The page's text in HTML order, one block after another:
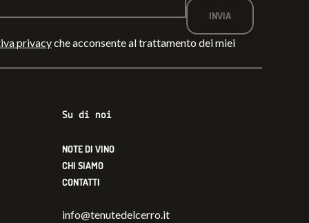
privacyche acconsente al trattamento dei miei
Su di noi
NOTE DI VINO
CHI SIAMO
CONTATTI
info@tenutedelcerro.it